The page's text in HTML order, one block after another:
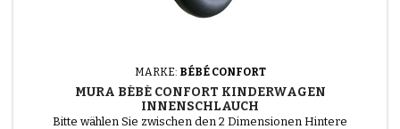
MARKE: BÉBÉ CONFORT
MURA BÉBÉ CONFORT KINDERWAGEN
INNENSCHLAUCH
Bitte wählen Sie zwischen den 2 Dimensionen Hintere